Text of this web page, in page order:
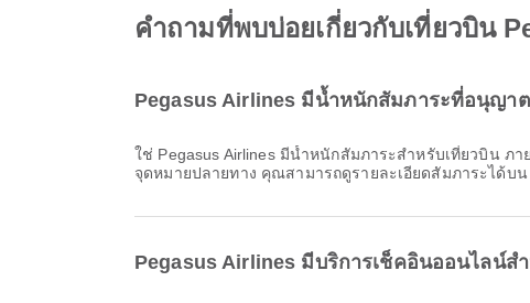
คำถามที่พบบ่อยเกี่ยวกับเที่ยวบิน
Pegasus Airlines มีน้ำหนักสัมภาระที่อนุญา
ใช่ Pegasus Airlines มีน้ำหนักสัมภาระสำหรับเที่ยวบิน ภายในประเทศ & ระหว่างประเทศ จาก สนามบินนานาชาติทบิลิซี รายละเอียดจะแตกต่างกันไปตามประเภทบัตรโดยสารและ
จุดหมายปลายทาง คุณสามารถดูรายละเอียดสัมภาระได้บน
Pegasus Airlines มีบริการเช็คอินออนไลน์